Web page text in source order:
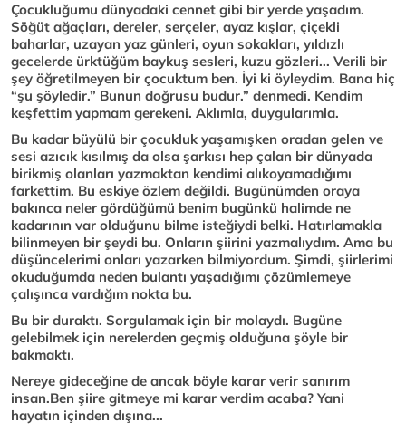
Çocukluğumu dünyadaki cennet gibi bir yerde yaşadım.
Söğüt ağaçları, dereler, serçeler, ayaz kışlar, çiçekli
baharlar, uzayan yaz günleri, oyun sokakları, yıldızlı
gecelerde ürktüğüm baykuş sesleri, kuzu gözleri... Verili bir
şey öğretilmeyen bir çocuktum ben. İyi ki öyleydim. Bana hiç
“şu şöyledir.” Bunun doğrusu budur.” denmedi. Kendim
keşfettim yapmam gerekeni. Aklımla, duygularımla.
Bu kadar büyülü bir çocukluk yaşamışken oradan gelen ve
sesi azıcık kısılmış da olsa şarkısı hep çalan bir dünyada
birikmiş olanları yazmaktan kendimi alıkoyamadığımı
farkettim. Bu eskiye özlem değildi. Bugünümden oraya
bakınca neler gördüğümü benim bugünkü halimde ne
kadarının var olduğunu bilme isteğiydi belki. Hatırlamakla
bilinmeyen bir şeydi bu. Onların şiirini yazmalıydım. Ama bu
düşüncelerimi onları yazarken bilmiyordum. Şimdi, şiirlerimi
okuduğumda neden bulantı yaşadığımı çözümlemeye
çalışınca vardığım nokta bu.
Bu bir duraktı. Sorgulamak için bir molaydı. Bugüne
gelebilmek için nerelerden geçmiş olduğuna şöyle bir
bakmaktı.
Nereye gideceğine de ancak böyle karar verir sanırım
insan.Ben şiire gitmeye mi karar verdim acaba? Yani
hayatın içinden dışına...